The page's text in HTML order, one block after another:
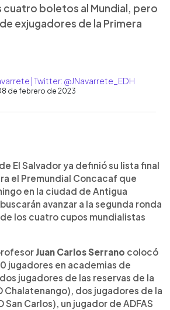
cuatro boletos al Mundial, pero
exjugadores de la Primera
| Twitter: @JNavarrete_EDH
de febrero de 2023
de El Salvador ya definió su lista final
el Premundial Concacaf que
en la ciudad de Antigua
avanzar a la segunda ronda
los cuatro cupos mundialistas
Juan Carlos Serrano colocó
jugadores en academias de
jugadores de las reservas de la
Chalatenango), dos jugadores de la
San Carlos), un jugador de ADFAS